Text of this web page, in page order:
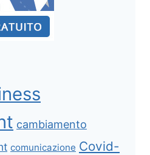
cambiamento
comunicazione Covid-